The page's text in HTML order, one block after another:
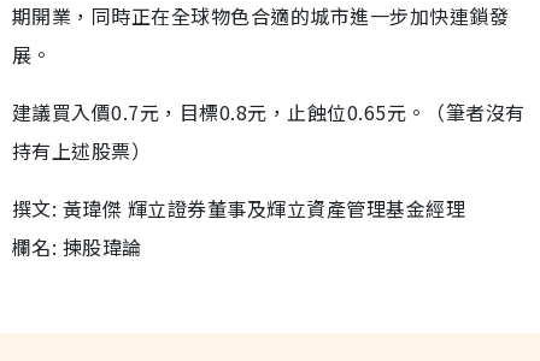
期開業，同時正在全球物色合適的城市進一步加快連鎖發
展。
建議買入價0.7元，目標0.8元，止蝕位0.65元。（筆者沒有
持有上述股票）
撰文: 黃瑋傑 輝立證券董事及輝立資產管理基金經理
欄名: 揀股瑋論